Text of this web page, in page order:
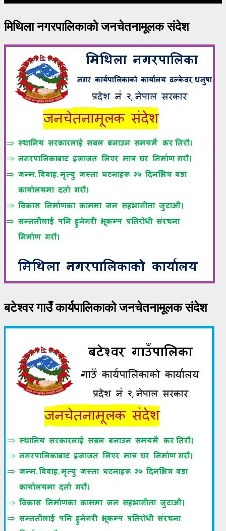
मिथिला नगरपालिकाको जनचेतनामूलक संदेश
बटेश्वर गाउँ कार्यपालिकाको जनचेतनामूलक संदेश